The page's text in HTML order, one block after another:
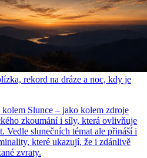
rekord na dráze a noc, kdy je
Slunce – jako kolem zdroje
zkoumání i síly, která ovlivňuje
Vedle slunečních témat ale přináší i
které ukazují, že i zdánlivě
zvraty.